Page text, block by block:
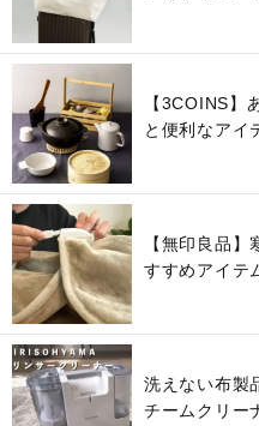
【3COINS】
と便利なアイ
【無印良品
すすめアイテ
洗えない布製
チームクリー